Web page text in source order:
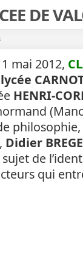
DE
mai 2012,
lycée
HENRI-
philosophie,
, Didier
de
qui